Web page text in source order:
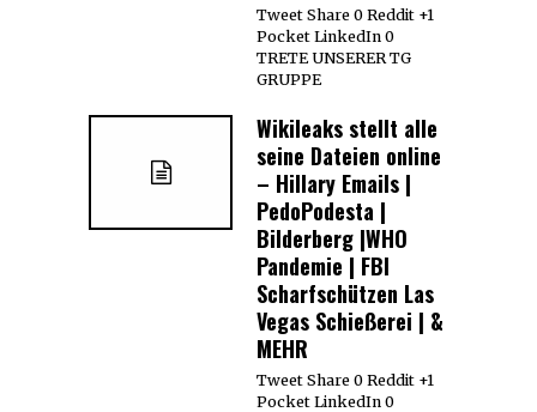
Tweet Share 0 Reddit +1
Pocket LinkedIn 0
TRETE UNSERER TG
GRUPPE
Wikileaks stellt alle
seine Dateien online
– Hillary Emails |
PedoPodesta |
Bilderberg |WHO
Pandemie | FBI
Scharfschützen Las
Vegas Schießerei | &
MEHR
Tweet Share 0 Reddit +1
Pocket LinkedIn 0